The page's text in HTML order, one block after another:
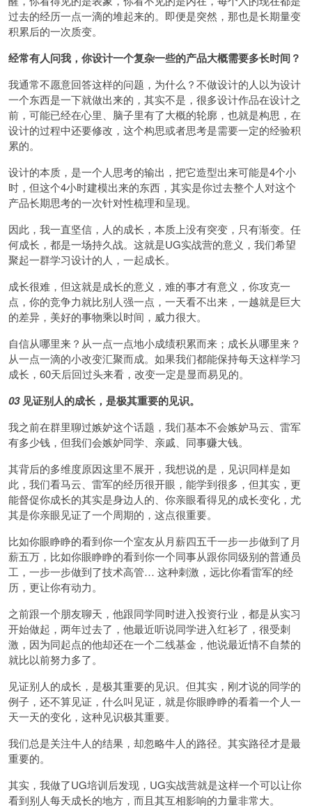
过去的经历一点一滴的堆起来的。即便是突然，那也是长期量变
积累后的一次质变。
经常有人问我，你设计一个复杂一些的产品大概需要多长时间？
我通常不愿意回答这样的问题，为什么？不做设计的人以为设计
一个东西是一下就做出来的，其实不是，很多设计作品在设计之
前，可能已经在心里、脑子里有了大概的轮廓，也就是构思，在
设计的过程中还要修改，这个构思或者思考是需要一定的经验积
累的。
设计的本质，是一个人思考的输出，把它造型出来可能是4个小
时，但这个4小时建模出来的东西，其实是你过去整个人对这个
产品长期思考的一次针对性梳理和呈现。
因此，我一直坚信，人的成长，本质上没有突变，只有渐变。任
何成长，都是一场持久战。这就是UG实战营的意义，我们希望
聚起一群学习设计的人，一起成长。
成长很难，但这就是成长的意义，难的事才有意义，你攻克一
点，你的竞争力就比别人强一点，一天看不出来，一越就是巨大
的差异，美好的事物乘以时间，威力很大。
自信从哪里来？从一点一点地小成绩积累而来；成长从哪里来？
从一点一滴的小改变汇聚而成。如果我们都能保持每天这样学习
成长，60天后回过头来看，改变一定是显而易见的。
03见证别人的成长，是极其重要的见识。
我之前在群里聊过嫉妒这个话题，我们基本不会嫉妒马云、雷军
有多少钱，但我们会嫉妒同学、亲戚、同事赚大钱。
其背后的多维度原因这里不展开，我想说的是，见识同样是如
此，我们看马云、雷军的经历很开眼，能学到很多，但其实，更
能督促你成长的其实是身边人的、你亲眼看得见的成长变化，尤
其是你亲眼见证了一个周期的，这点很重要。
比如你眼睁睁的看到你一个室友从月薪四五千一步一步做到了月
薪五万，比如你眼睁睁的看到你一个同事从跟你同级别的普通员
工，一步一步做到了技术高管… 这种刺激，远比你看雷军的经
历，更让你有动力。
之前跟一个朋友聊天，他跟同学同时进入投资行业，都是从实习
开始做起，两年过去了，他最近听说同学进入红衫了，很受刺
激，因为同起点的他却还在一个二线基金，他说最近情不自禁的
就比以前努力多了。
见证别人的成长，是极其重要的见识。但其实，刚才说的同学的
例子，还不算见证，什么叫见证，就是你眼睁睁的看着一个人一
天一天的变化，这种见识极其重要。
我们总是关注牛人的结果，却忽略牛人的路径。其实路径才是最
重要的。
其实，我做了UG培训后发现，UG实战营就是这样一个可以让你
看到别人每天成长的地方，而且其互相影响的力量非常大。